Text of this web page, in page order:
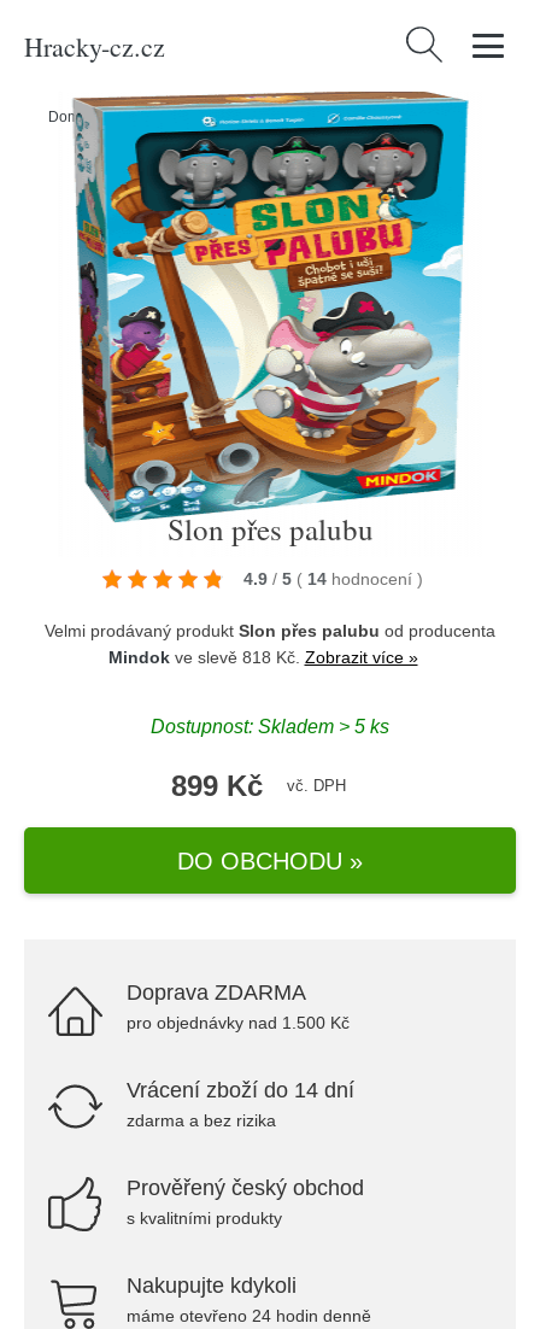
Hracky-cz.cz Vyhledávání
Domů / Produkty Hračky a hry/Hračky Slon přes palubu
Slon přes palubu
4.9 / 5 ( 14 hodnocení )
Velmi prodávaný produkt Slon přes palubu od producenta
Mindokve slevě 818 Kč. Zobrazit více »
Dostupnost: Skladem > 5 ks
899 Kč vč. DPH
DO OBCHODU »
Doprava ZDARMA
pro objednávky nad 1.500 Kč
Vrácení zboží do 14 dní
zdarma a bez rizika
Prověřený český obchod
s kvalitními produkty
Nakupujte kdykoli
máme otevřeno 24 hodin denně